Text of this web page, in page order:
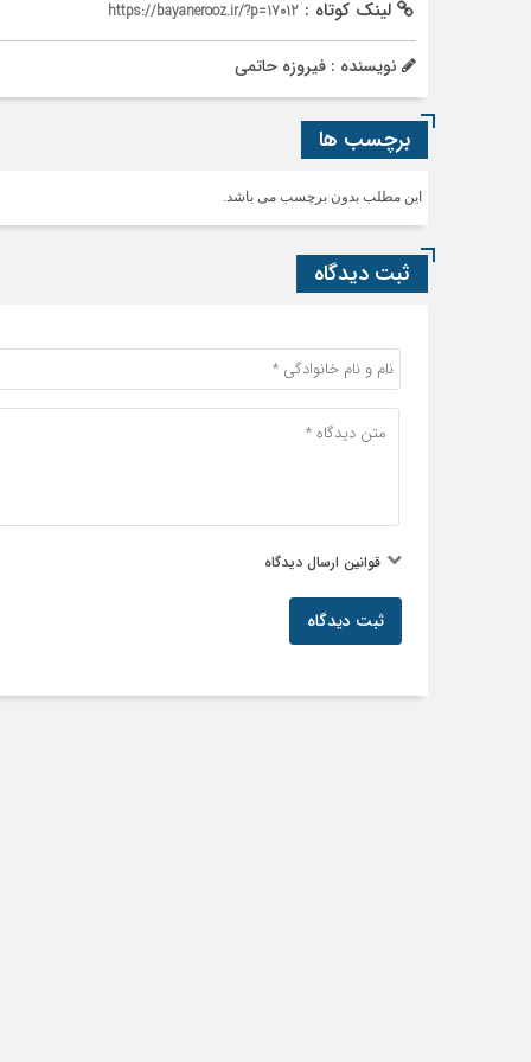
لینک کوتاه : https://bayanerooz.ir/?p=17012
نویسنده : فیروزه حاتمی
برچسب ها
این مطلب بدون برچسب می باشد.
ثبت دیدگاه
قوانین ارسال دیدگاه
ثبت دیدگاه